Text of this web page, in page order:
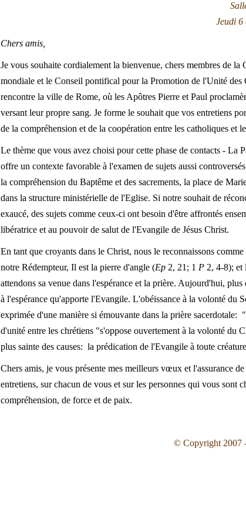
Jeudi 6
Chers amis,
Je vous souhaite cordialement la bienvenue, chers membres de
mondiale et le Conseil pontifical pour la Promotion de l'Unité
rencontre la ville de Rome, où les Apôtres Pierre et Paul
versant leur propre sang. Je forme le souhait que vos entretiens
de la compréhension et de la coopération entre les catholiques et
Le thème que vous avez choisi pour cette phase de contacts -
offre un contexte favorable à l'examen de sujets aussi
la compréhension du Baptême et des sacrements, la place de
dans la structure ministérielle de l'Eglise. Si notre souhait de
exaucé, des sujets comme ceux-ci ont besoin d'être affrontés
libératrice et au pouvoir de salut de l'Evangile de Jésus Christ.
En tant que croyants dans le Christ, nous le reconnaissons
notre Rédempteur, Il est la pierre d'angle (Ep 2, 21; 1 P 2, 4-8); et
attendons sa venue dans l'espérance et la prière. Aujourd'hui,
à l'espérance qu'apporte l'Evangile. L'obéissance à la volonté du
exprimée d'une manière si émouvante dans la prière
d'unité entre les chrétiens "s'oppose ouvertement à la volonté du
plus sainte des causes: la prédication de l'Evangile à toute
Chers amis, je vous présente mes meilleurs vœux et l'assurance
entretiens, sur chacun de vous et sur les personnes qui vous sont
compréhension, de force et de paix.
© Copyright 2007